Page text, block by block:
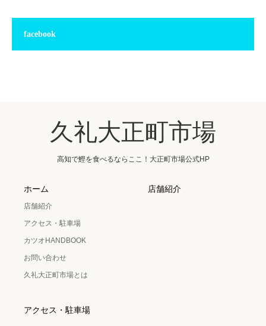
facebook
久礼大正町市場
高知で鰹を食べるならここ！大正町市場公式HP
ホーム
店舗紹介
アクセス・駐車場
カツオHANDBOOK
お問い合わせ
久礼大正町市場とは
店舗紹介
アクセス・駐車場